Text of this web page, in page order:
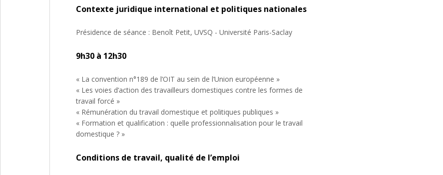
Contexte juridique international et politiques nationales
Présidence de séance : Benoît Petit, UVSQ - Université Paris-Saclay
9h30 à 12h30
« La convention n°189 de l’OIT au sein de l’Union européenne »
« Les voies d’action des travailleurs domestiques contre les formes de
travail forcé »
« Rémunération du travail domestique et politiques publiques »
« Formation et qualification : quelle professionnalisation pour le travail
domestique ? »
Conditions de travail, qualité de l’emploi